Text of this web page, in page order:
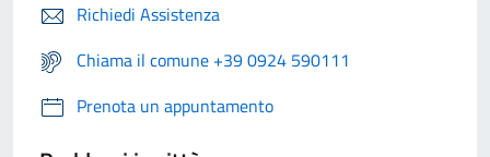
Richiedi Assistenza
Chiama il comune +39 0924 590111
Prenota un appuntamento